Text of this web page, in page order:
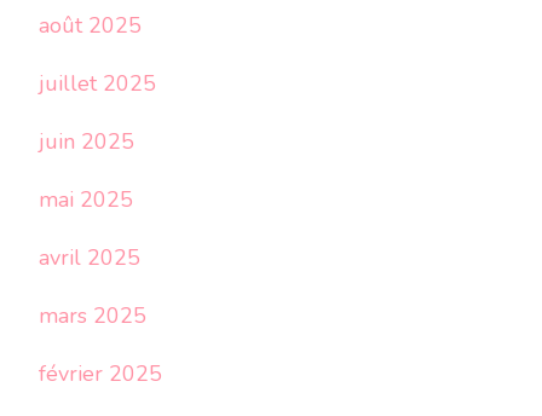
août 2025
juillet 2025
juin 2025
mai 2025
avril 2025
mars 2025
février 2025